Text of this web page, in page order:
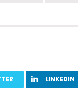
LINKEDIN